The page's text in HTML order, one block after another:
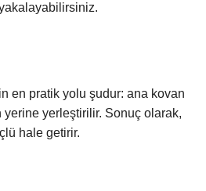
en pratik yolu şudur: ana kovan
yerine yerleştirilir. Sonuç olarak,
hale getirir.